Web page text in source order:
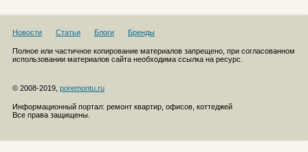
Новости Статьи Блоги Бренды
Полное или частичное копирование материалов запрещено, при согласованном
использовании материалов сайта необходима ссылка на ресурс.
© 2008-2019, poremontu.ru
Информационный портал: ремонт квартир, офисов, коттеджей
Все права защищены.